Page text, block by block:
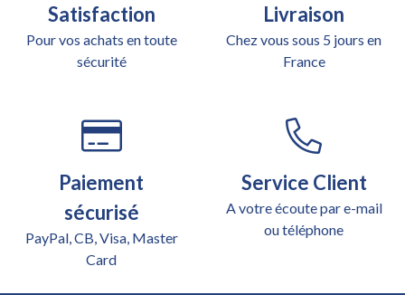
Satisfaction
Pour vos achats en toute
sécurité
Livraison
Chez vous sous 5 jours en
France
Paiement
sécurisé
PayPal, CB, Visa, Master
Card
Service Client
A votre écoute par e-mail
ou téléphone